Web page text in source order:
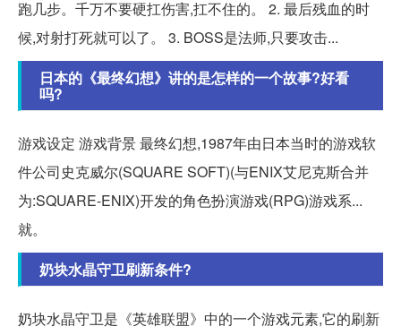
跑几步。千万不要硬扛伤害,扛不住的。 2. 最后残血的时
候,对射打死就可以了。 3. BOSS是法师,只要攻击...
日本的《最终幻想》讲的是怎样的一个故事?好看
吗?
游戏设定 游戏背景 最终幻想,1987年由日本当时的游戏软
件公司史克威尔(SQUARE SOFT)(与ENIX艾尼克斯合并
为:SQUARE-ENIX)开发的角色扮演游戏(RPG)游戏系...
就。
奶块水晶守卫刷新条件?
奶块水晶守卫是《英雄联盟》中的一个游戏元素,它的刷新